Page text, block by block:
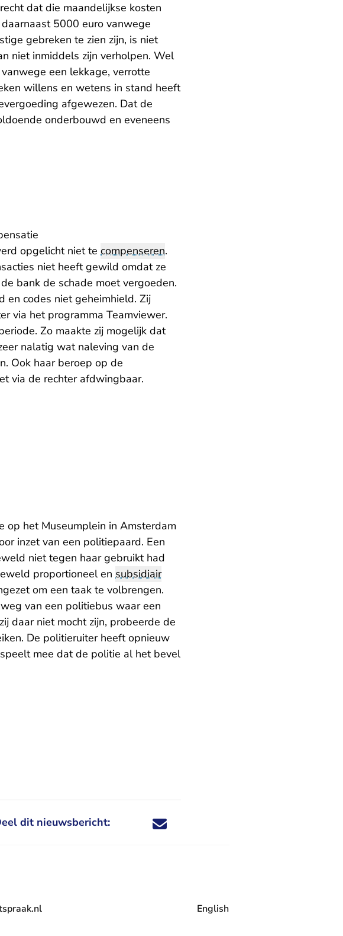
dat die maandelijkse kosten
5000 euro vanwege
gebreken te zien zijn, is niet
niet inmiddels zijn verholpen. Wel
een lekkage, verrotte
willens en wetens in stand heeft
afgewezen. Dat de
onderbouwd en eveneens
opgelicht niet te compenseren.
niet heeft gewild omdat ze
bank de schade moet vergoeden.
en codes niet geheimhield. Zij
via het programma Teamviewer.
Zo maakte zij mogelijk dat
nalatig wat naleving van de
Ook haar beroep op de
via de rechter afdwingbaar.
het Museumplein in Amsterdam
inzet van een politiepaard. Een
niet tegen haar gebruikt had
proportioneel en subsidiair
om een taak te volbrengen.
van een politiebus waar een
daar niet mocht zijn, probeerde de
De politieruiter heeft opnieuw
mee dat de politie al het bevel
dit nieuwsbericht: Deel dit nieuwsbericht via X - U verlaat
Deel dit nieuwsbericht via Facebook - U
Deel dit nieuwsbericht via e-mail
Deel dit nieuwsbericht via LinkedIn - U
English